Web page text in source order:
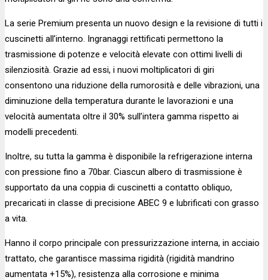
La serie Premium presenta un nuovo design e la revisione di tutti i
cuscinetti all’interno. Ingranaggi rettificati permettono la
trasmissione di potenze e velocità elevate con ottimi livelli di
silenziosità. Grazie ad essi, i nuovi moltiplicatori di giri
consentono una riduzione della rumorosità e delle vibrazioni, una
diminuzione della temperatura durante le lavorazioni e una
velocità aumentata oltre il 30% sull’intera gamma rispetto ai
modelli precedenti.
Inoltre, su tutta la gamma è disponibile la refrigerazione interna
con pressione fino a 70bar. Ciascun albero di trasmissione è
supportato da una coppia di cuscinetti a contatto obliquo,
precaricati in classe di precisione ABEC 9 e lubrificati con grasso
a vita.
Hanno il corpo principale con pressurizzazione interna, in acciaio
trattato, che garantisce massima rigidità (rigidità mandrino
aumentata +15%), resistenza alla corrosione e minima